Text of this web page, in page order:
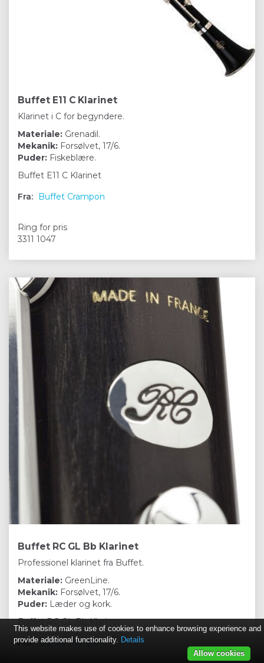
Buffet E11 C Klarinet
Klarinet i C for begyndere.
Materiale: Grenadil.
Mekanik: Forsølvet, 17/6.
Puder: Fiskeblære.
Buffet E11 C Klarinet
Fra: Buffet Crampon
Ring for pris
3311 1047
Buffet RC GL Bb Klarinet
Professionel klarinet fra Buffet.
Materiale: GreenLine.
Mekanik: Forsølvet, 17/6.
Puder: Læder og kork.
Buffet RC GL Bb Klarinet
Fra: Buffet Crampon
This website makes use of cookies to enhance browsing experience and
provide additional functionality. Details
Allow cookies